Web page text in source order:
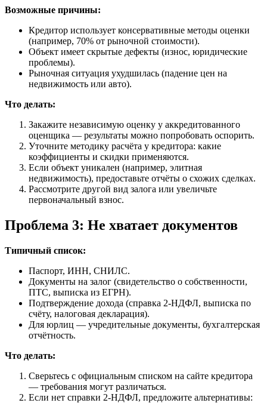
Возможные причины:
Кредитор использует консервативные методы оценки
(например, 70% от рыночной стоимости).
Объект имеет скрытые дефекты (износ, юридические
проблемы).
Рыночная ситуация ухудшилась (падение цен на
недвижимость или авто).
Что делать:
Закажите независимую оценку у аккредитованного
оценщика — результаты можно попробовать оспорить.
Уточните методику расчёта у кредитора: какие
коэффициенты и скидки применяются.
Если объект уникален (например, элитная
недвижимость), предоставьте отчёты о схожих сделках.
Рассмотрите другой вид залога или увеличьте
первоначальный взнос.
Проблема 3: Не хватает документов
Типичный список:
Паспорт, ИНН, СНИЛС.
Документы на залог (свидетельство о собственности,
ПТС, выписка из ЕГРН).
Подтверждение дохода (справка 2-НДФЛ, выписка по
счёту, налоговая декларация).
Для юрлиц — учредительные документы, бухгалтерская
отчётность.
Что делать:
Сверьтесь с официальным списком на сайте кредитора
— требования могут различаться.
Если нет справки 2-НДФЛ, предложите альтернативы: